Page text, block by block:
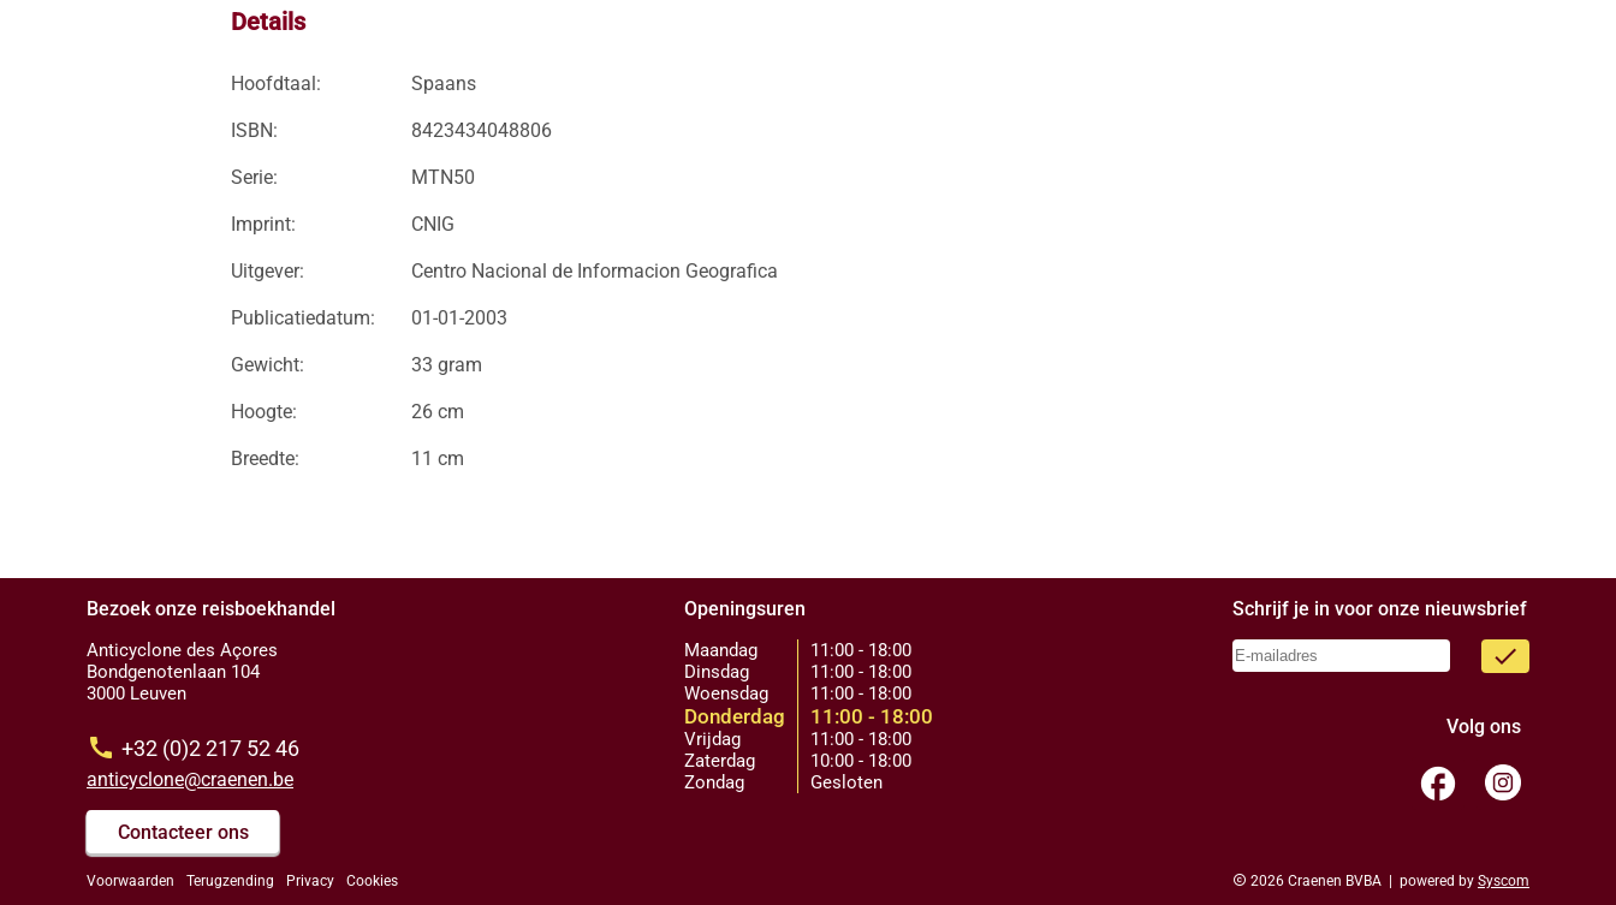
Details
Hoofdtaal: Spaans
ISBN: 8423434048806
Serie: MTN50
Imprint: CNIG
Uitgever: Centro Nacional de Informacion Geografica
Publicatiedatum: 01-01-2003
Gewicht: 33 gram
Hoogte: 26 cm
Breedte: 11 cm
Bezoek onze reisboekhandel
Anticyclone des Açores
Bondgenotenlaan 104
3000 Leuven
call +32 (0)2 217 52 46
anticyclone@craenen.be
Contacteer ons
Voorwaarden Terugzending Privacy Cookies
Openingsuren
Maandag
Dinsdag
Woensdag
Donderdag
Vrijdag
Zaterdag
Zondag
11:00 - 18:00
11:00 - 18:00
11:00 - 18:00
11:00 - 18:00
11:00 - 18:00
10:00 - 18:00
Gesloten
Schrijf je in voor onze nieuwsbrief
done
Volg ons
facebook
copyright 2026 Craenen BVBA | powered by Syscom